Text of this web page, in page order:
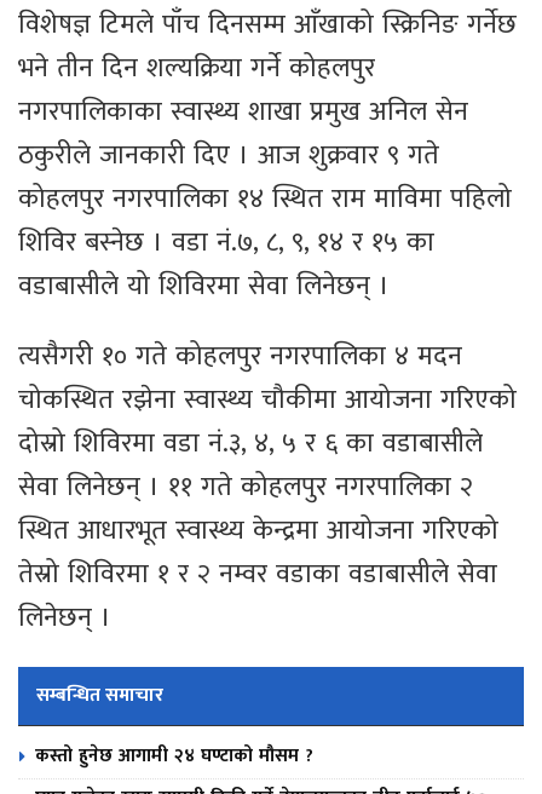
विशेषज्ञ टिमले पाँच दिनसम्म आँखाको स्क्रिनिङ गर्नेछ
भने तीन दिन शल्यक्रिया गर्ने कोहलपुर
नगरपालिकाका स्वास्थ्य शाखा प्रमुख अनिल सेन
ठकुरीले जानकारी दिए । आज शुक्रवार ९ गते
कोहलपुर नगरपालिका १४ स्थित राम माविमा पहिलो
शिविर बस्नेछ । वडा नं.७, ८, ९, १४ र १५ का
वडाबासीले यो शिविरमा सेवा लिनेछन् ।
त्यसैगरी १० गते कोहलपुर नगरपालिका ४ मदन
चोकस्थित रझेना स्वास्थ्य चौकीमा आयोजना गरिएको
दोस्रो शिविरमा वडा नं.३, ४, ५ र ६ का वडाबासीले
सेवा लिनेछन् । ११ गते कोहलपुर नगरपालिका २
स्थित आधारभूत स्वास्थ्य केन्द्रमा आयोजना गरिएको
तेस्रो शिविरमा १ र २ नम्वर वडाका वडाबासीले सेवा
लिनेछन् ।
सम्बन्धित समाचार
कस्तो हुनेछ आगामी २४ घण्टाको मौसम ?